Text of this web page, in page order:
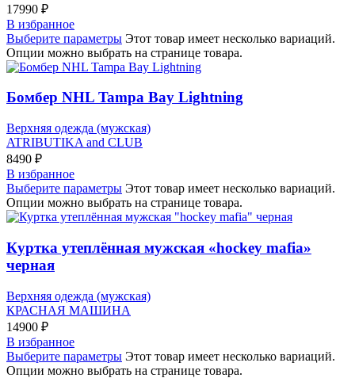
17990 ₽
В избранное
Выберите параметры Этот товар имеет несколько вариаций.
Опции можно выбрать на странице товара.
Бомбер NHL Tampa Bay Lightning
Верхняя одежда (мужская)
ATRIBUTIKA and CLUB
8490 ₽
В избранное
Выберите параметры Этот товар имеет несколько вариаций.
Опции можно выбрать на странице товара.
Куртка утеплённая мужская «hockey mafia»
черная
Верхняя одежда (мужская)
КРАСНАЯ МАШИНА
14900 ₽
В избранное
Выберите параметры Этот товар имеет несколько вариаций.
Опции можно выбрать на странице товара.